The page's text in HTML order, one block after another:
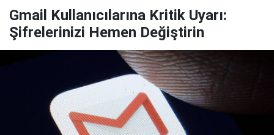
Gmail Kullanıcılarına Kritik Uyarı:
Şifrelerinizi Hemen Değiştirin